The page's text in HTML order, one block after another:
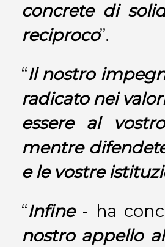
concrete di
reciproco”.
“Il nostro
radicato nei
essere al
mentre
e le vostre
“Infine- ha
nostro appello